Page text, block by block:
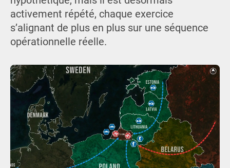
activement répété, chaque exercice
s’alignant de plus en plus sur une séquence
opérationnelle réelle.